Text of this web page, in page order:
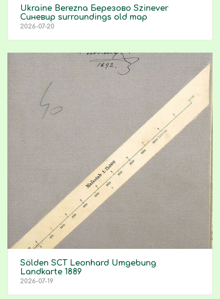
Ukraine Berezna Березово Szinever
Синевир surroundings old map
2026-07-20
Sölden SCT Leonhard Umgebung
Landkarte 1889
2026-07-19